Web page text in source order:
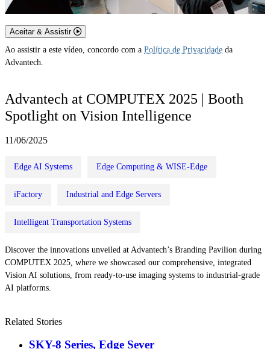
Aceitar & Assistir
Ao assistir a este vídeo, concordo com a Política de Privacidade da
Advantech.
Advantech at COMPUTEX 2025 | Booth
Spotlight on Vision Intelligence
11/06/2025
Edge AI Systems Edge Computing & WISE-Edge
iFactory Industrial and Edge Servers
Intelligent Transportation Systems
Discover the innovations unveiled at Advantech’s Branding Pavilion during
COMPUTEX 2025, where we showcased our comprehensive, integrated
Vision AI solutions, from ready-to-use imaging systems to industrial-grade
AI platforms.
Related Stories
SKY-8 Series, Edge Sever